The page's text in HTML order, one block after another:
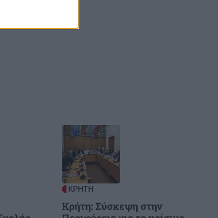
Image
ΚΡΗΤΗ
Κρήτη: Σύσκεψη στην